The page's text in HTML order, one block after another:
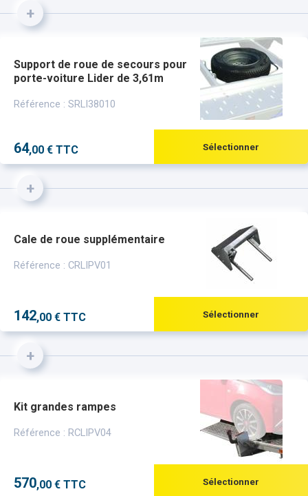
+
Support de roue de secours pour
porte-voiture Lider de 3,61m
Référence : SRLI38010
64,00 € TTC Sélectionner
+
Cale de roue supplémentaire
Référence : CRLIPV01
142,00 € TTC Sélectionner
+
Kit grandes rampes
Référence : RCLIPV04
570,00 € TTC Sélectionner